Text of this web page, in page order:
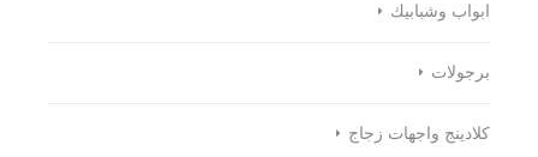
ابواب وشبابيك
برجولات
كلادينج واجهات زجاج